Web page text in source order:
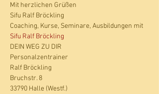
Mit herzlichen Grüßen
Sifu Ralf Bröckling
Coaching, Kurse, Seminare, Ausbildungen mit
Sifu Ralf Bröckling
DEIN WEG ZU DIR
Personalzentrainer
Ralf Bröckling
Bruchstr. 8
33790 Halle (Westf.)